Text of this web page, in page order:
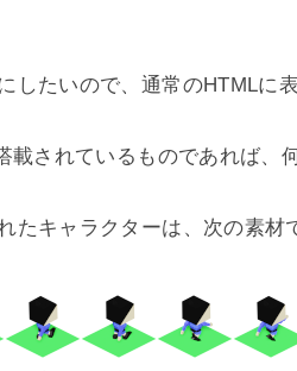
したいので、通常のHTMLに
載されているものであれば、
たキャラクターは、次の素材